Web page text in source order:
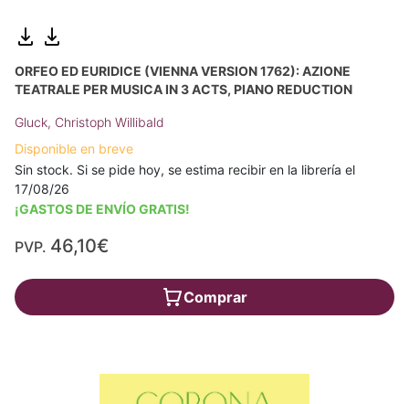
ORFEO ED EURIDICE (VIENNA VERSION 1762): AZIONE
TEATRALE PER MUSICA IN 3 ACTS, PIANO REDUCTION
Gluck, Christoph Willibald
Disponible en breve
Sin stock. Si se pide hoy, se estima recibir en la librería el
17/08/26
¡GASTOS DE ENVÍO GRATIS!
PVP. 46,10€
Comprar